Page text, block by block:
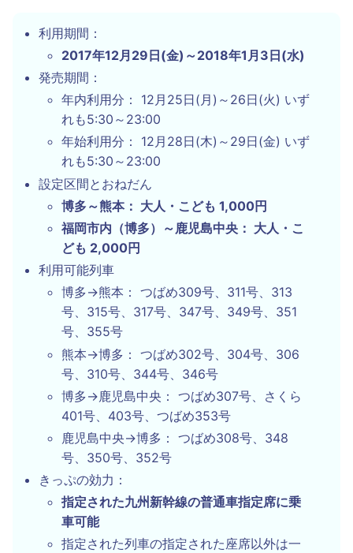
利用期間：
2017年12月29日(金)～2018年1月3日(水)
発売期間：
年内利用分： 12月25日(月)～26日(火) いず
れも5:30～23:00
年始利用分： 12月28日(木)～29日(金) いず
れも5:30～23:00
設定区間とおねだん
博多～熊本： 大人・こども 1,000円
福岡市内（博多）～鹿児島中央： 大人・こ
ども 2,000円
利用可能列車
博多→熊本： つばめ309号、311号、313
号、315号、317号、347号、349号、351
号、355号
熊本→博多： つばめ302号、304号、306
号、310号、344号、346号
博多→鹿児島中央： つばめ307号、さくら
401号、403号、つばめ353号
鹿児島中央→博多： つばめ308号、348
号、350号、352号
きっぷの効力：
指定された九州新幹線の普通車指定席に乗
車可能
指定された列車の指定された座席以外は一